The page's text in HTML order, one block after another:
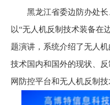
黑龙江省委边防办处长
以“无人机反制技术装备在
题演讲，系统介绍了无人
技术国内和国外的现状、
网防控平台和无人机反制